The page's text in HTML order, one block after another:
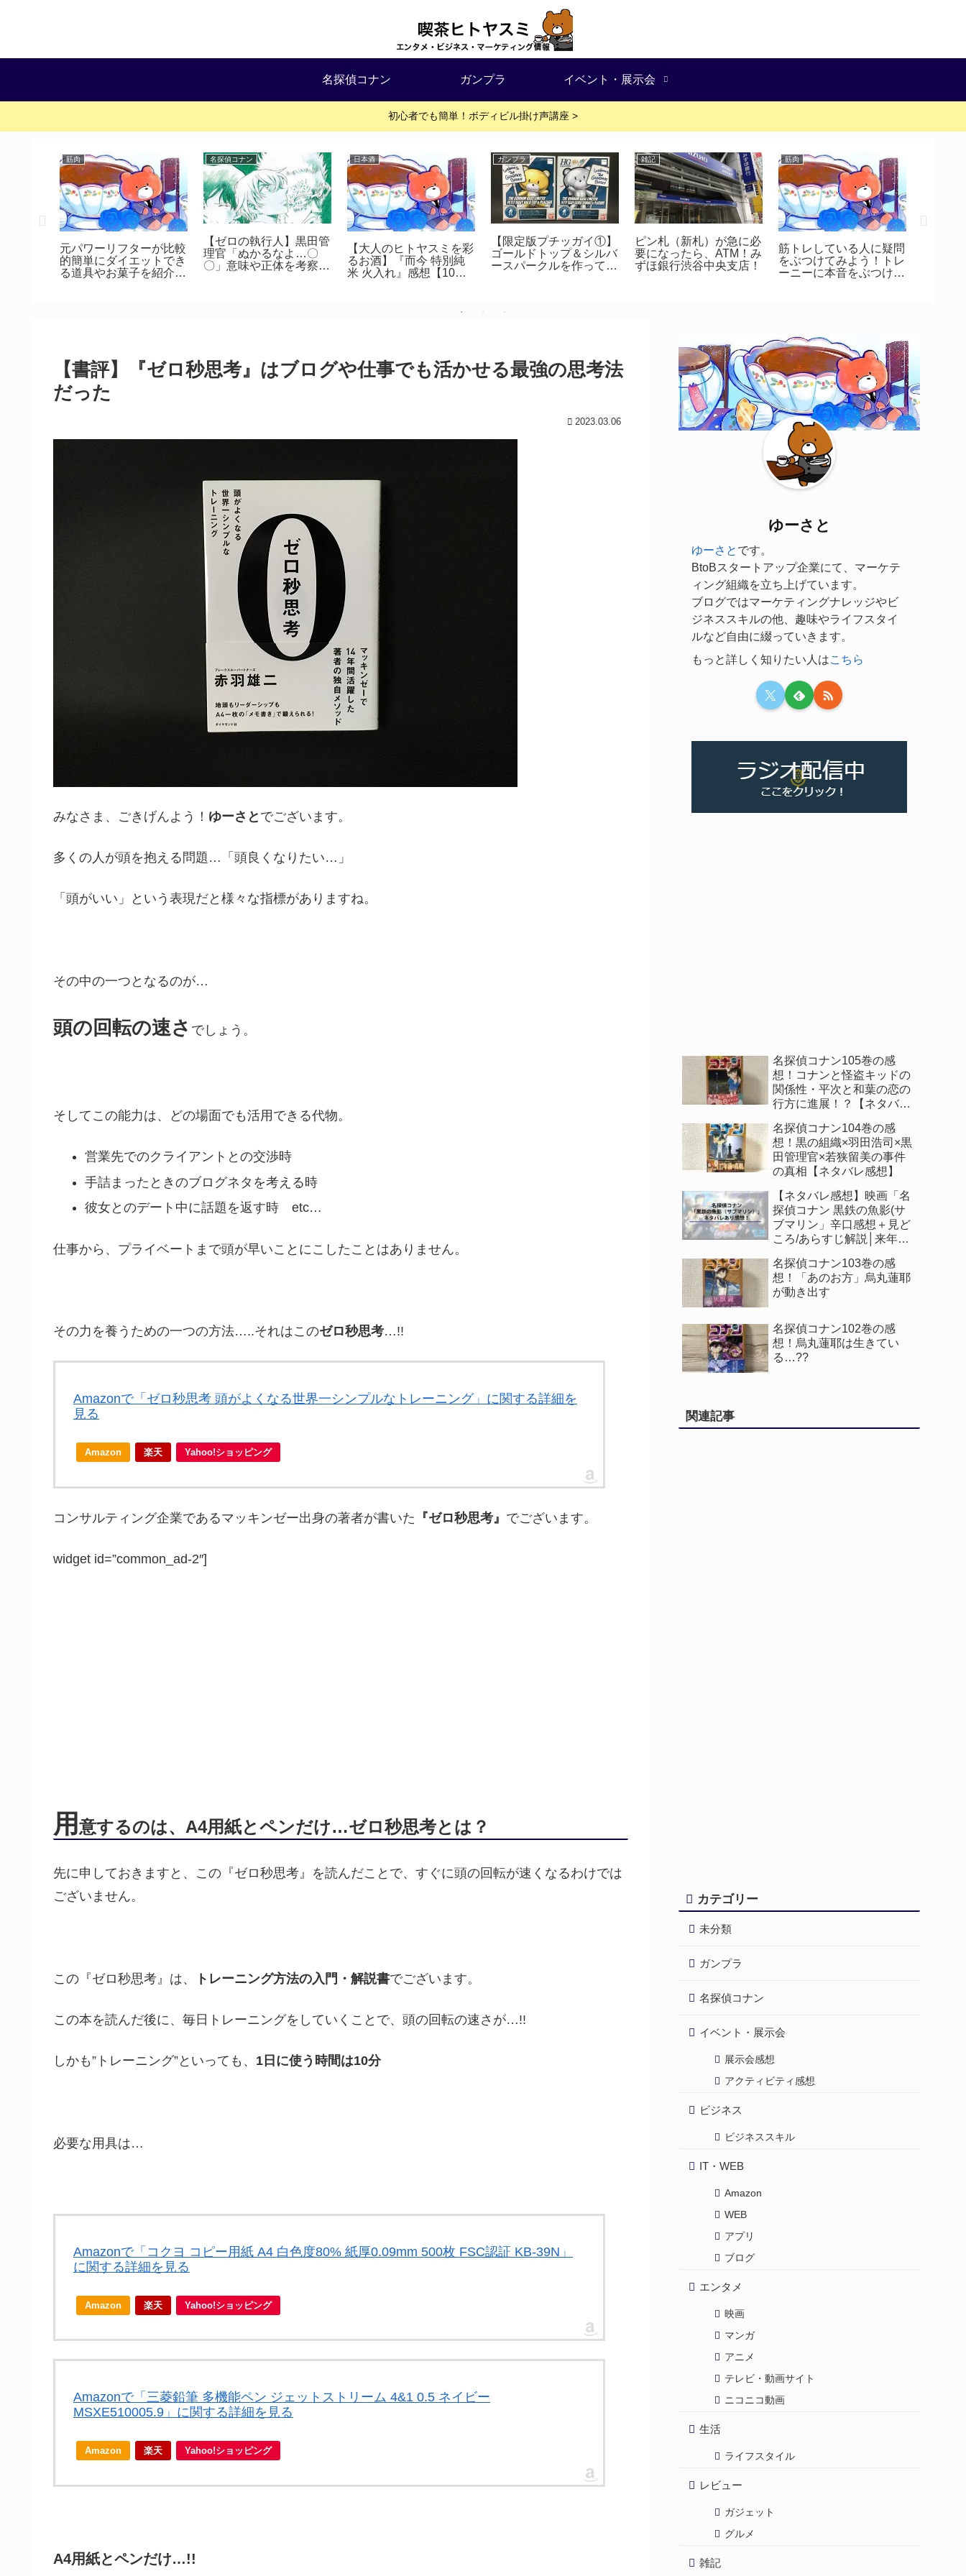
名探偵コナン ガンプラ イベント・展示会
初心者でも簡単！ボディビル掛け声講座 >
筋肉
元パワーリフターが比較
的簡単にダイエットでき
る道具やお菓子を紹介し
名探偵コナン
【ゼロの執行人】黒田管
理官「ぬかるなよ…〇
〇」意味や正体を考察を
日本酒
【大人のヒトヤスミを彩
るお酒】『而今 特別純
米 火入れ』感想【10杯
ガンプラ
【限定版プチッガイ①】
ゴールドトップ＆シルバ
ースパークルを作ってみ
雑記
ピン札（新札）が急に必
要になったら、ATM！み
ずほ銀行渋谷中央支店！
筋肉
筋トレしている人に疑問
をぶつけてみよう！トレ
ーニーに本音をぶつけて
【書評】『ゼロ秒思考』はブログや仕事でも活かせる最強の思考法
だった
2023.03.06
みなさま、ごきげんよう！ ゆーさと でございます。
多くの人が頭を抱える問題…「頭良くなりたい…」
「頭がいい」という表現だと様々な指標がありますね。
その中の一つとなるのが…
頭の回転の速さ でしょう。
そしてこの能力は、どの場面でも活用できる代物。
営業先でのクライアントとの交渉時
手詰まったときのブログネタを考える時
彼女とのデート中に話題を返す時 etc…
仕事から、プライベートまで頭が早いことにこしたことはありません。
その力を養うための一つの方法…..それはこのゼロ秒思考…!!
Amazonで「ゼロ秒思考 頭がよくなる世界一シンプルなトレーニング」に関する詳細を
見る
Amazon 楽天 Yahoo!ショッピング
コンサルティング企業であるマッキンゼー出身の著者が書いた 『ゼロ秒思考』 でございます。
widget id=”common_ad-2″]
用 意するのは、A4用紙とペンだけ…ゼロ秒思考とは？
先に申しておきますと、この『ゼロ秒思考』を読んだことで、すぐに頭の回転が速くなるわけでは
ございません。
この『ゼロ秒思考』は、 トレーニング方法の入門・解説書でございます。
この本を読んだ後に、毎日トレーニングをしていくことで、頭の回転の速さが…!!
しかも”トレーニング”といっても、 1日に使う時間は10分
必要な用具は…
Amazonで「コクヨ コピー用紙 A4 白色度80% 紙厚0.09mm 500枚 FSC認証 KB-39N」
に関する詳細を見る
Amazon 楽天 Yahoo!ショッピング
Amazonで「三菱鉛筆 多機能ペン ジェットストリーム 4&1 0.5 ネイビー
MSXE510005.9」に関する詳細を見る
Amazon 楽天 Yahoo!ショッピング
A4用紙とペンだけ…!!
ゆーさと
ゆーさと です。
BtoBスタートアップ企業にて、マーケテ
ィング組織を立ち上げています。
ブログではマーケティングナレッジやビ
ジネススキルの他、趣味やライフスタイ
ルなど自由に綴っていきます。
もっと詳しく知りたい人はこちら
名探偵コナン105巻の感
想！コナンと怪盗キッドの
関係性・平次と和葉の恋の
行方に進展！？【ネタバレ
名探偵コナン104巻の感
想！黒の組織×羽田浩司×黒
田管理官×若狭留美の事件
の真相【ネタバレ感想】
【ネタバレ感想】映画「名
探偵コナン 黒鉄の魚影(サ
ブマリン」辛口感想＋見ど
ころ/あらすじ解説│来年公
名探偵コナン103巻の感
想！「あのお方」烏丸蓮耶
が動き出す
名探偵コナン102巻の感
想！烏丸蓮耶は生きてい
る…??
関連記事
カテゴリー
未分類
ガンプラ
名探偵コナン
イベント・展示会
展示会感想
アクティビティ感想
ビジネス
ビジネススキル
IT・WEB
Amazon
WEB
アプリ
ブログ
エンタメ
映画
マンガ
アニメ
テレビ・動画サイト
ニコニコ動画
生活
ライフスタイル
レビュー
ガジェット
グルメ
雑記